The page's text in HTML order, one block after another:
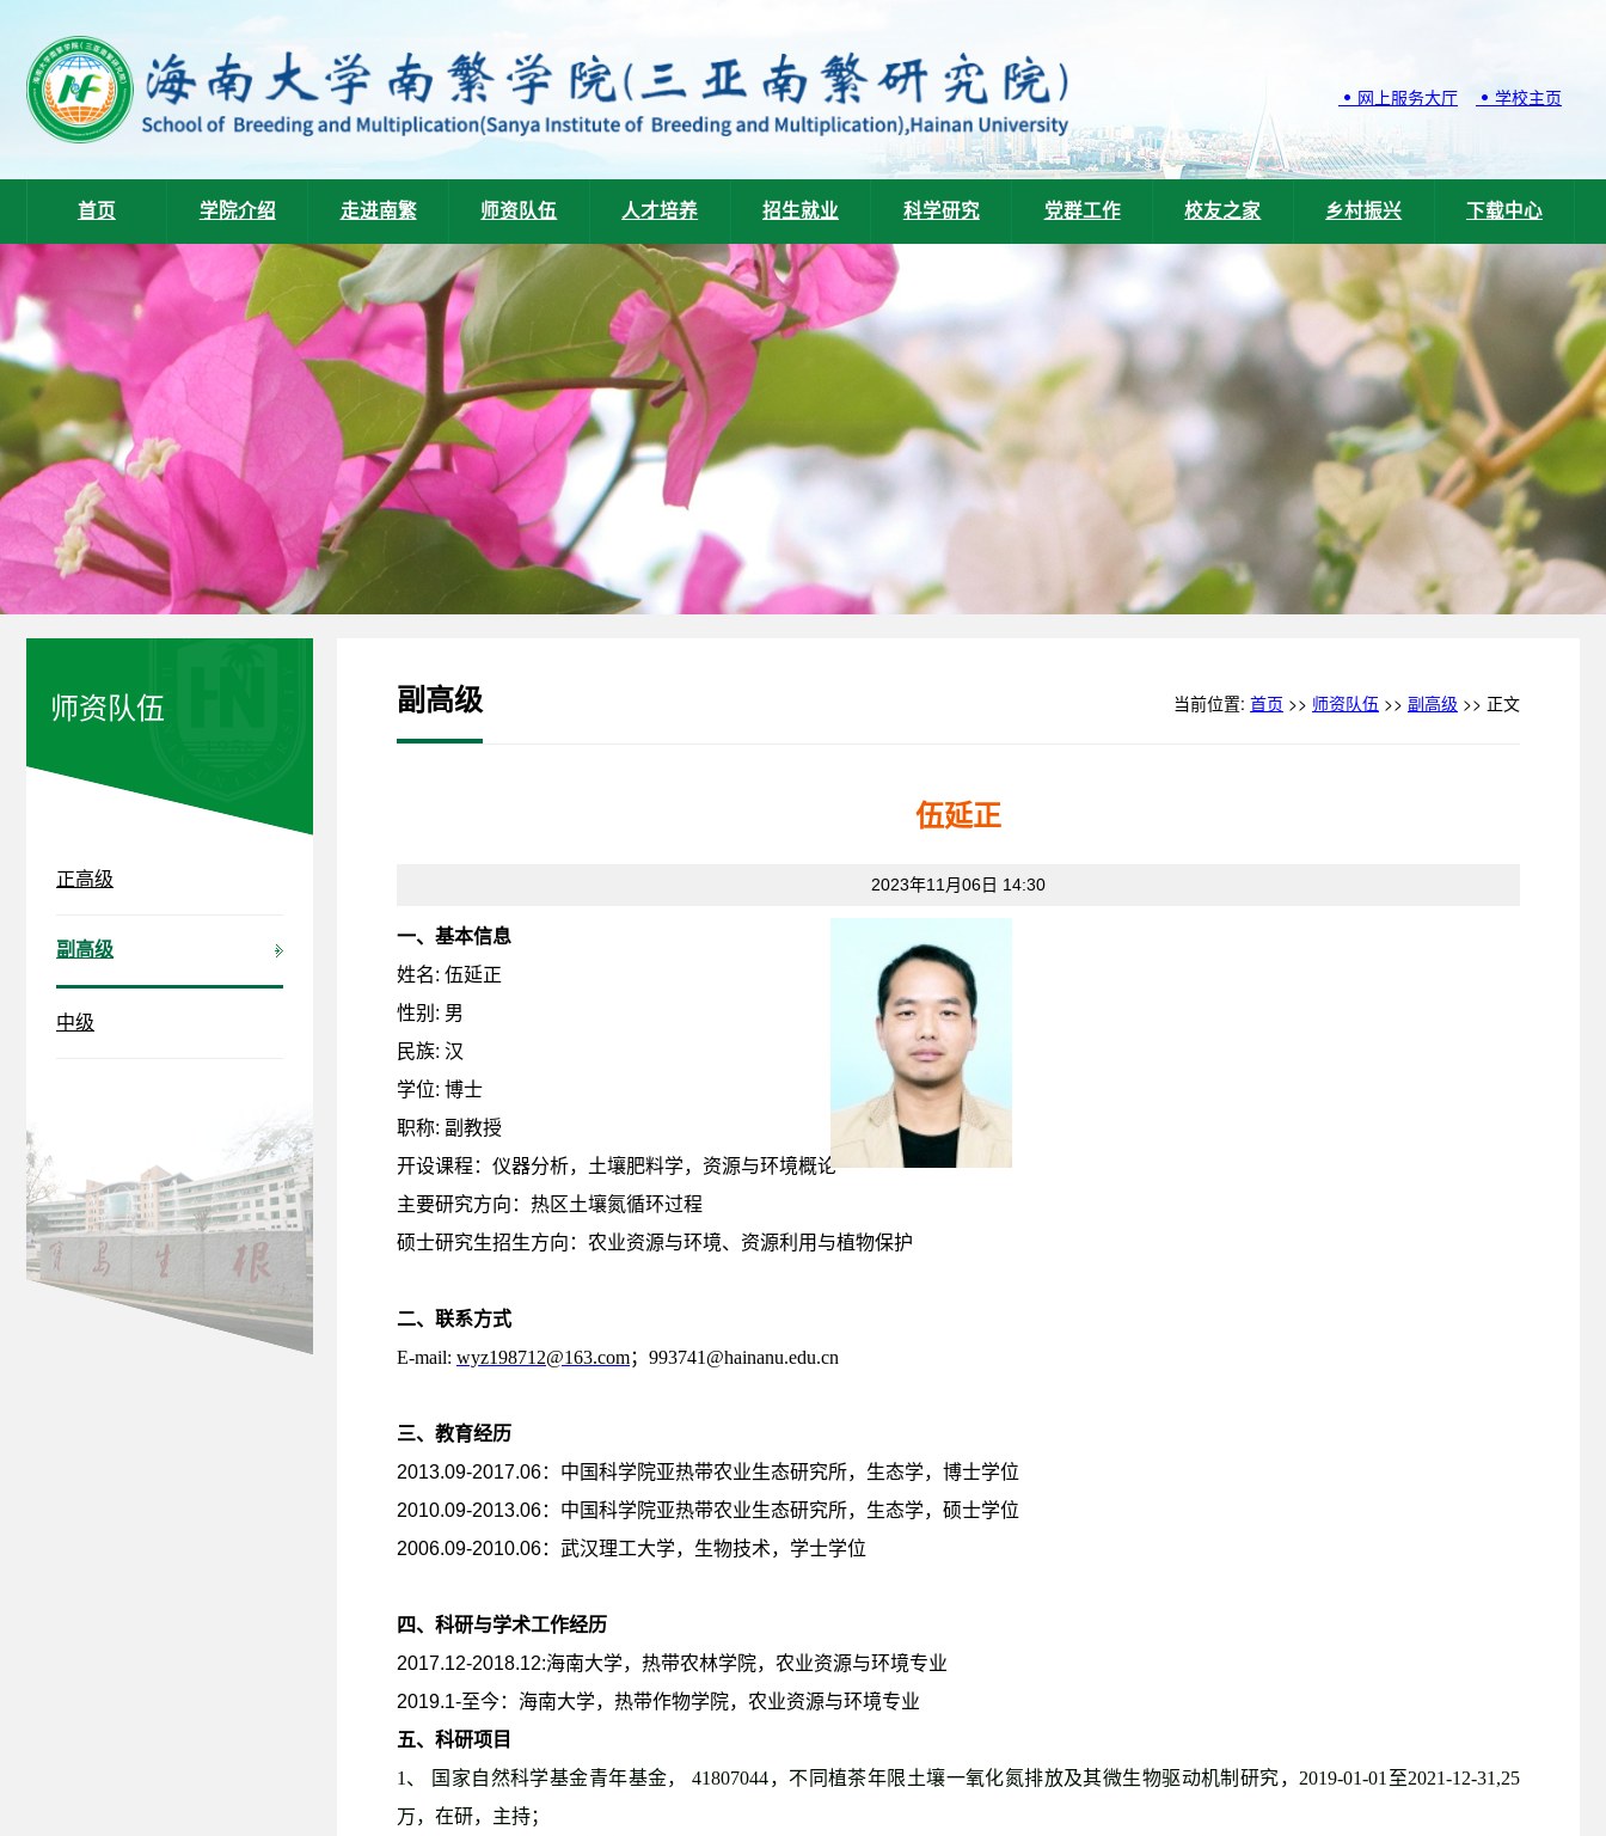
学校主页
网上服务大厅
首页 学院介绍 走进南繁 师资队伍 人才培养 招生就业 科学研究 党群工作 校友之家 乡村振兴 下载中心
师资队伍
正高级
副高级
中级
副高级 当前位置: 首页 >> 师资队伍 >> 副高级 >> 正文
伍延正
2023年11月06日 14:30
一、基本信息
姓名: 伍延正
性别 : 男
民族: 汉
学位: 博士
职称: 副教授
开设课程：仪器分析，土壤肥料学，资源与环境概论
主要研究方向：热区土壤氮循环过程
硕士研究生招生方向：农业资源与环境、资源利用与植物保护
二、联系方式
E-mail: wyz198712@163.com； 993741@hainanu.edu.cn
三、教育经历
2013.09-2017.06：中国科学院亚热带农业生态研究所，生态学，博士学位
2010.09-2013.06：中国科学院亚热带农业生态研究所，生态学，硕士学位
2006.09-2010.06：武汉理工大学，生物技术，学士学位
四、科研与学术工作经历
2017.12-2018.12:海南大学，热带农林学院，农业资源与环境专业
2019.1-至今：海南大学，热带作物学院，农业资源与环境专业
五、科研项目
1 、 国家自然科学基金青年基金， 41807044，不同植茶年限土壤一氧化氮排放及其微生物驱动机制研究， 2019-01-01 至2021-12-31,25
万，在研，主持；